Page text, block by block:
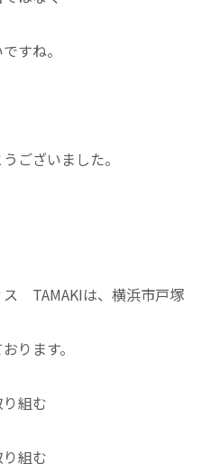
すね。
いました。
TAMAKIは、横浜市戸塚
ります。
組む
組む